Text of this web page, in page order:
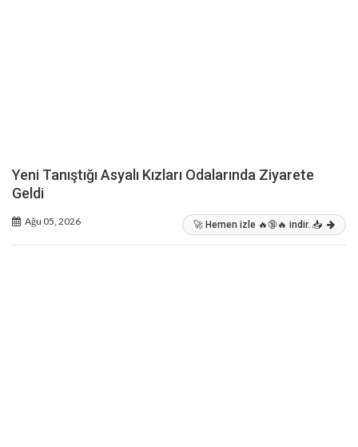
Yeni Tanıştığı Asyalı Kızları Odalarında Ziyarete
Geldi
Ağu 05, 2026 🚀 Hemen izle 🔥🔞🔥 indir. 📥